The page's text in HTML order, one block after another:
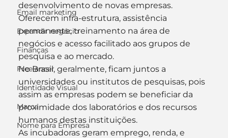
Email marketing
Expandir negócio
Finanças
Freelancer
Identidade Visual
Marca
Nome para Empresa
desenvolvimento de novas empresas.
Oferecem infra-estrutura, assistência
permanente, treinamento na área de
negócios e acesso facilitado aos grupos de
pesquisa e ao mercado.
No Brasil, geralmente, ficam juntos a
universidades ou institutos de pesquisas, pois
assim as empresas podem se beneficiar da
proximidade dos laboratórios e dos recursos
humanos destas instituições.
As incubadoras geram emprego, renda, e